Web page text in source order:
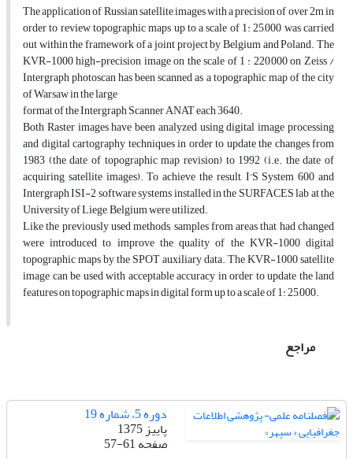
The application of Russian satellite images with a precision of over 2m in
order to review topographic maps up to a scale of 1: 25,000 was carried
out within the framework of a joint project by Belgium and Poland. The
KVR-1000 high-precision image on the scale of 1 : 220,000 on Zeiss /
Intergraph photoscan has been scanned as a topographic map of the city
of Warsaw in the large
format of the Intergraph Scanner ANAT each 3640.
Both Raster images have been analyzed using digital image processing
and digital cartography techniques in order to update the changes from
1983 (the date of topographic map revision) to 1992 (i.e. the date of
acquiring satellite images). To achieve the result, I'S System 600 and
Intergraph ISI-2 software systems installed in the SURFACES lab at the
University of Liege, Belgium were utilized.
Like the previously used methods, samples from areas that had changed
were introduced to improve the quality of the KVR-1000 digital
topographic maps by the SPOT auxiliary data. The KVR-1000 satellite
image can be used with acceptable accuracy in order to update the land
features on topographic maps in digital form up to a scale of 1: 25,000.
مراجع
دوره 5، شماره 19
پاییز 1375
صفحه57-61